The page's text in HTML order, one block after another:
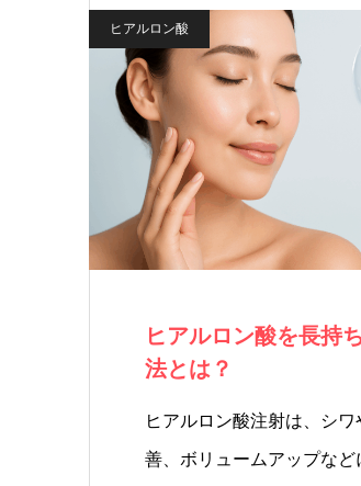
ヒアルロン酸
ヒアルロン酸を長持
法とは？
ヒアルロン酸注射は、シ
善、ボリュームアップなど